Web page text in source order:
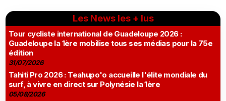
Les News les + lus
Tour cycliste international de Guadeloupe 2026 :
Guadeloupe la 1ère mobilise tous ses médias pour la 75e
édition
31/07/2026
Tahiti Pro 2026 : Teahupo'o accueille l'élite mondiale du
surf, à vivre en direct sur Polynésie la 1ère
05/08/2026